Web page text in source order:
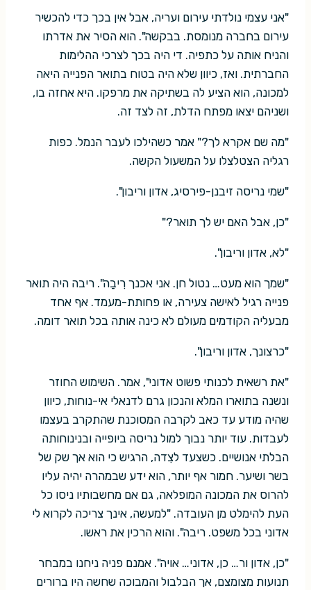
"אני עצמי נולדתי עירום ועריה, אבל אין בכך כדי להכשיר
עירום בחברה מנומסת. בבקשה". הוא הסיר את אדרתו
והניח אותה על כתפיה. די היה בכך לצרכי ההלימות
החברתית. ואז, כיוון שלא היה בטוח בתואר הפנייה היאה
למכונה, הוא הציע לה בשתיקה את מרפקו. היא אחזה בו,
ושניהם יצאו מפתח הדלת, זה לצד זה.
"מה שם אקרא לך?" אמר כשהילכו לעבר הנמל. כפות
רגליה הצטלצלו על המשעול הקשה.
"שמי נריסה זיבנן-פירסיג, אדון וריבון".
"כן, אבל האם יש לך תואר?"
"לא, אדון וריבון".
"שמך הוא מעט… נטול חן. אני אכנך רִיבַה". ריבה היה תואר
פנייה רגיל לאישה צעירה, או פחותת-מעמד. אף אחד
מבעליה הקודמים מעולם לא כינה אותה בכל תואר דומה.
"כרצונך, אדון וריבון".
"את רשאית לכנותי פשוט אדוני", אמר. השימוש החוזר
ונשנה בתוארו המלא והנכון גרם לדנאלי אי-נוחות, כיוון
שהיה מודע עד כאב לקרבה המסוכנת שהתקרב בעצמו
לעבדות. עוד יותר נבוך למול נריסה ביופייה ובנינוחותה
הבלתי אנושיים. כשצעד לצִדה, הרגיש כי הוא אך שק של
בשר ושיער. חמור אף יותר, הוא ידע שבמהרה יהיה עליו
להרוס את המכונה המופלאה, גם אם מחשבותיו ניסו כל
העת להימלט מן העובדה. "למעשה, אינך צריכה לקרוא לי
אדוני בכל משפט. ריבה". והוא הרכין את ראשו.
"כן, אדון ור… כן, אדוני… אויה". אמנם פניה ניחנו במבחר
תנועות מצומצם, אך הבלבול והמבוכה שחשה היו ברורים